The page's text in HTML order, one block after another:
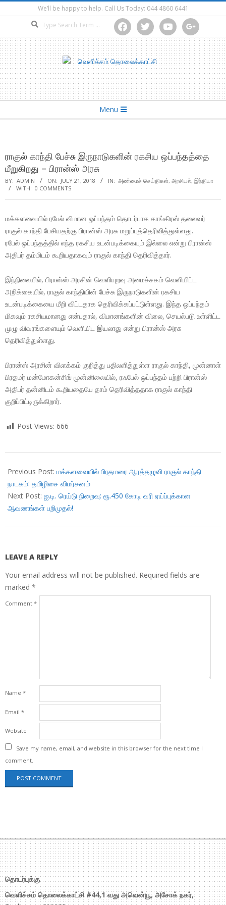
to
We’ll be happy to help. Call Us Today: 044 4860 6441
facebooktwitter youtube google
Menu
ராகுல் காந்தி பேச்சு இருநாடுகளின் ரகசிய ஒப்பந்தத்தை
மீறுகிறது – பிரான்ஸ் அரசு
BY: ADMIN ON: JULY 21, 2018 IN: அண்மைச் செய்திகள், அரசியல், இந்தியா
WITH: 0 COMMENTS
மக்களவையில் ரபேல் விமான ஒப்பந்தம் தொடர்பாக காங்கிரஸ் தலைவர்
ராகுல் காந்தி பேசியதற்கு பிரான்ஸ் அரசு மறுப்புத்தெரிவித்துள்ளது.
ரபேல் ஒப்பந்தத்தில் எந்த ரகசிய உடன்படிக்கையும் இல்லை என்று பிரான்ஸ்
அதிபர் தம்மிடம் கூறியதாகவும் ராகுல் காந்தி தெரிவித்தார்.
இந்நிலையில், பிரான்ஸ் அரசின் வெளியுறவு அமைச்சகம் வெளியிட்ட
அறிக்கையில், ராகுல் காந்தியின் பேச்சு இருநாடுகளின் ரகசிய
உடன்படிக்கையை மீறி விட்டதாக தெரிவிக்கப்பட்டுள்ளது. இந்த ஒப்பந்தம்
மிகவும் ரகசியமானது என்பதால், விமானங்களின் விலை, செயல்படு உள்ளிட்ட
முழு விவரங்களையும் வெளியிட இயலாது என்று பிரான்ஸ் அரசு
தெரிவித்துள்ளது.
பிரான்ஸ் அரசின் விளக்கம் குறித்து பதிலளித்துள்ள ராகுல் காந்தி, முன்னாள்
பிரதமர் மன்மோகன்சிங் முன்னிலையில், ரஃபேல் ஒப்பந்தம் பற்றி பிரான்ஸ்
அதிபர் தன்னிடம் கூறியதையே தாம் தெரிவித்ததாக ராகுல் காந்தி
குறிப்பிட்டிருக்கிறார்.
Post Views: 666
07-
21
Previous Post: மக்களவையில் பிரதமரை ஆரத்தழுவி ராகுல் காந்தி
நாடகம்: தமிழிசை விமர்சனம்
Next Post: ஐ.டி. ரெய்டு நிறைவு: ரூ.450 கோடி வரி ஏய்ப்புக்கான
ஆவணங்கள் பறிமுதல்!
LEAVE A REPLY
Your email address will not be published. Required fields are
marked *
Comment *
Name *
Email *
Website
Save my name, email, and website in this browser for the next time I
comment.
தொடர்புக்கு
வெளிச்சம் தொலைக்காட்சி #44,1 வது அவென்யூ, அசோக் நகர்,